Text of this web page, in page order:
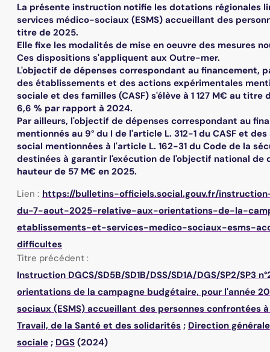
La présente instruction notifie les dotations régionales
services médico-sociaux (ESMS) accueillant des
titre de 2025.
Elle fixe les modalités de mise en oeuvre des mesures
Ces dispositions s'appliquent aux Outre-mer.
L'objectif de dépenses correspondant au financement,
des établissements et des actions expérimentales
sociale et des familles (CASF) s'élève à 1 127 M€ au
6,6 % par rapport à 2024.
Par ailleurs, l'objectif de dépenses correspondant au
mentionnés au 9° du I de l'article L. 312-1 du CASF et
social mentionnées à l'article L. 162-31 du Code de la
destinées à garantir l'exécution de l'objectif national de
hauteur de 57 M€ en 2025.
Lien : https://bulletins-officiels.social.gouv.fr/
du-7-aout-2025-relative-aux-orientations-de-la-
etablissements-et-services-medico-sociaux-esms-
difficultes
Titre précédent :
Instruction DGCS/SD5B/SD1B/DSS/SD1A/DGS/SP2/SP3
orientations de la campagne budgétaire, pour l'année
sociaux (ESMS) accueillant des personnes confrontées
Travail, de la Santé et des solidarités ; Direction
sociale ; DGS (2024)